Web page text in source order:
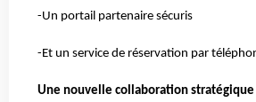
-Un portail partenaire sécuris
-Et un service de réservation par
Une nouvelle collaboration stratégique